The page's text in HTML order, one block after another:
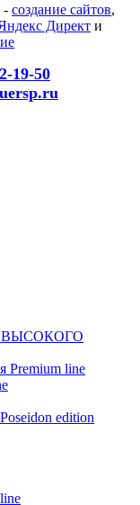
- создание сайтов,
Директ и
19-50
Premium line
edition